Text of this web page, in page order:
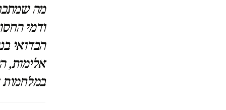
מה
ודמי
הבדואי
אלימות,
במלחמות